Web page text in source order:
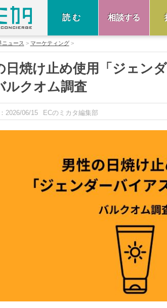
読む 相談する
ニュース マーケティング
日焼け止め使用「ジェン
クオム調査
2026/06/15 ECのミカタ編集部